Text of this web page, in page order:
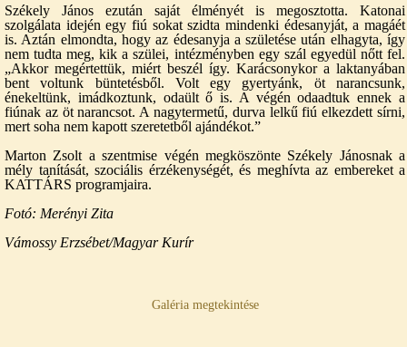
Székely János ezután saját élményét is megosztotta. Katonai
szolgálata idején egy fiú sokat szidta mindenki édesanyját, a magáét
is. Aztán elmondta, hogy az édesanyja a születése után elhagyta, így
nem tudta meg, kik a szülei, intézményben egy szál egyedül nőtt fel.
„Akkor megértettük, miért beszél így. Karácsonykor a laktanyában
bent voltunk büntetésből. Volt egy gyertyánk, öt narancsunk,
énekeltünk, imádkoztunk, odaült ő is. A végén odaadtuk ennek a
fiúnak az öt narancsot. A nagytermetű, durva lelkű fiú elkezdett sírni,
mert soha nem kapott szeretetből ajándékot.”
Marton Zsolt a szentmise végén megköszönte Székely Jánosnak a
mély tanítását, szociális érzékenységét, és meghívta az embereket a
KATTÁRS programjaira.
Fotó: Merényi Zita
Vámossy Erzsébet/Magyar Kurír
Galéria megtekintése